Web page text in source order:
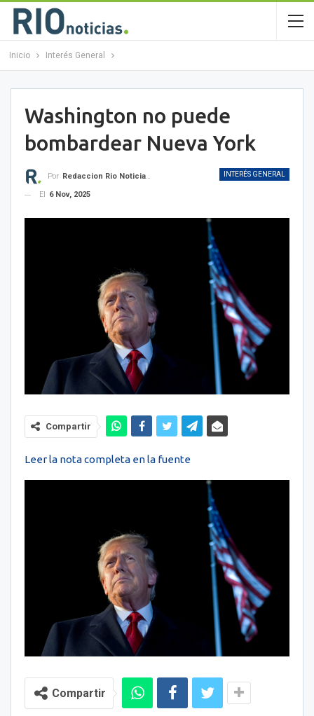
Inicio Interés General
Washington no puede
bombardear Nueva York
INTERÉS GENERAL
Por Redaccion Rio Noticias OK
El
6 Nov, 2025
Compartir
Leer la nota completa en la fuente
Compartir